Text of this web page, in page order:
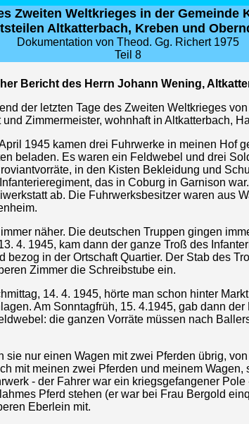
Zweiten Weltkrieges in der Gemeinde
Altkatterbach, Kreben und
Dokumentation von Theod. Gg. Richert 1975
Teil 8
Bericht des Herrn Johann Wening,
der letzten Tage des Zweiten Weltkrieges
Zimmermeister, wohnhaft in Altkatterbach,
1945 kamen drei Fuhrwerke in meinen Hof
beladen. Es waren ein Feldwebel und drei
in den Kisten Bekleidung und
das in Coburg in Garnison
ab. Die Fuhrwerksbesitzer waren aus
näher. Die deutschen Truppen gingen
4. 1945, kam dann der ganze Troß des
bezog in der Ortschaft Quartier. Der Stab des
Zimmer die Schreibstube ein.
14. 4. 1945, hörte man schon hinter
Am Sonntagfrüh, 15. 4.1945, gab dann der
die ganzen Vorräte müssen nach
sie nur einen Wagen mit zwei Pferden übrig,
mit meinen zwei Pferden und meinem Wagen,
- der Fahrer war ein kriegsgefangener Pole
Pferd stehen (er war bei Frau Bergold
Eberlein mit.